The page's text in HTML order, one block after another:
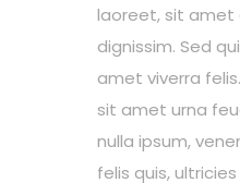
laoreet, sit
dignissim. Sed
amet viverra
sit amet urna
nulla ipsum,
felis quis,